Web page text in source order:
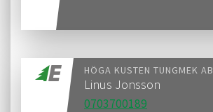
HÖGA KUSTEN TUNGMEK AB
Linus Jonsson
0703700189